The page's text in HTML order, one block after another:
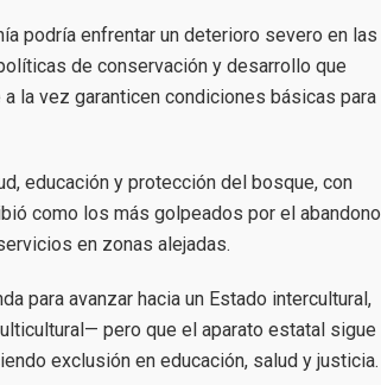
podría enfrentar un deterioro severo en las
de conservación y desarrollo que
la vez garanticen condiciones básicas para
educación y protección del bosque, con
como los más golpeados por el abandono
en zonas alejadas.
para avanzar hacia un Estado intercultural,
pero que el aparato estatal sigue
exclusión en educación, salud y justicia.